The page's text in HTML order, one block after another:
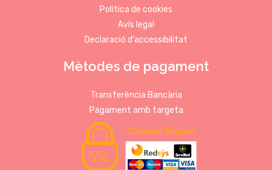
Política de cookies
Avís legal
Declaració d'accessibilitat
Mètodes de pagament
Transferència Bancària
Pagament amb targeta